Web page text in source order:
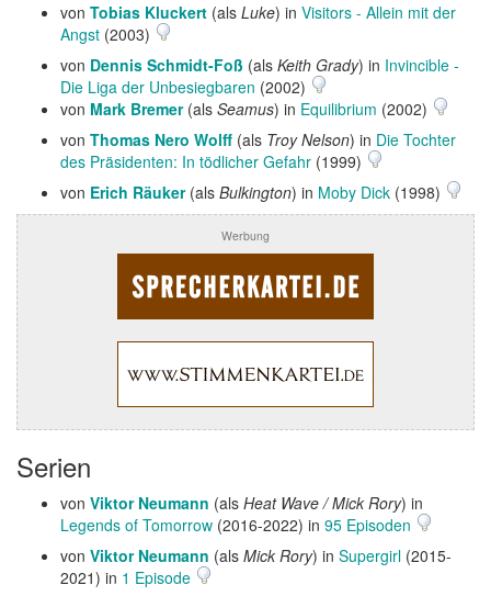
von Tobias Kluckert (als Luke) in Visitors - Allein mit der
Angst (2003)
von Dennis Schmidt-Foß (als Keith Grady) in Invincible -
Die Liga der Unbesiegbaren (2002)
von Mark Bremer(als Seamus) in Equilibrium (2002)
von Thomas Nero Wolff (als Troy Nelson) in Die Tochter
des Präsidenten: In tödlicher Gefahr (1999)
von Erich Räuker(als Bulkington) in Moby Dick (1998)
Werbung
Serien
von Viktor Neumann (als Heat Wave / Mick Rory) in
Legends of Tomorrow (2016-2022) in 95 Episoden
von Viktor Neumann (als Mick Rory) in Supergirl (2015-
2021) in 1 Episode